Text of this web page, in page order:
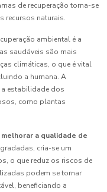
de recuperação torna-se
recursos naturais.
ambiental é a
saudáveis são mais
climáticas, o que é vital
a humana. A
estabilidade dos
como plantas
melhorar a qualidade de
cria-se um
o que reduz os riscos de
podem se tornar
beneficiando a